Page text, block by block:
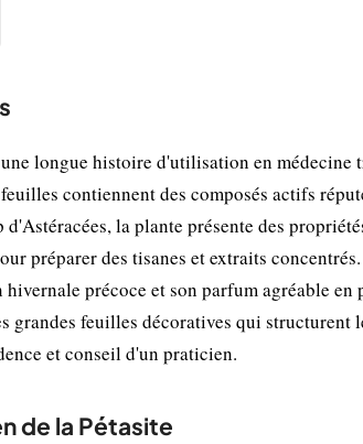
longue histoire d'utilisation en
contiennent des composés actifs
la plante présente des
préparer des tisanes et extraits
précoce et son parfum agréable
grandes feuilles décoratives qui structurent
et conseil d'un praticien.
de la Pétasite